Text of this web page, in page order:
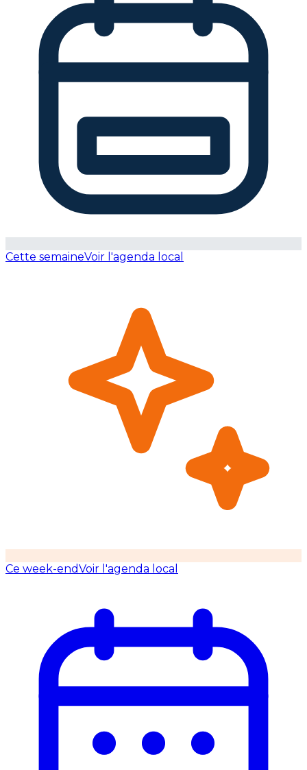
Cette semaineVoir l'agenda local
Ce week-endVoir l'agenda local